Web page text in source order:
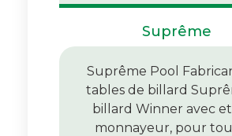
Suprême
Suprême Pool
tables de billard
billard Winner avec et
monnayeur, pour